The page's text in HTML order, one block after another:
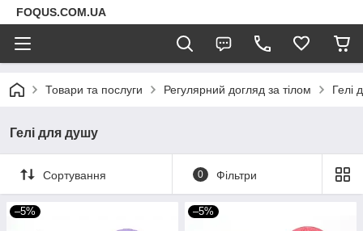
FOQUS.COM.UA
Товари та послуги Регулярний догляд за тілом Гелі
Гелі для душу
Сортування 0 Фільтри
–5% –5%